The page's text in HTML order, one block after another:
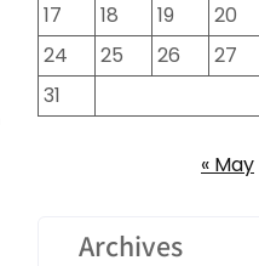
17
18 19 20
24
25 26 27
31
« May
Archives